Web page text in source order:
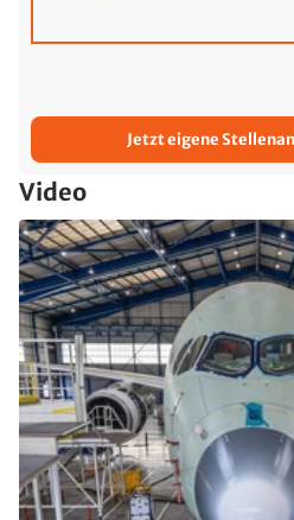
Jetzt eigene
Video